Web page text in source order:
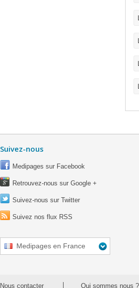
Suivez-nous
Medipages sur Facebook
Retrouvez-nous sur Google +
Suivez-nous sur Twitter
Suivez nos flux RSS
Medipages en France
Nous contacter Qui sommes nous ?